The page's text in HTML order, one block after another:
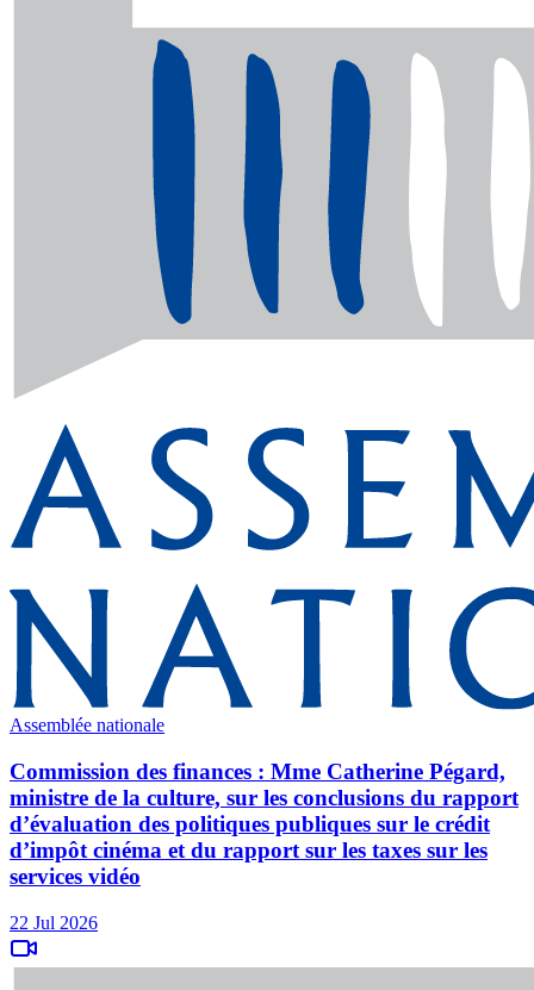
Assemblée nationale
Commission des finances : Mme Catherine Pégard,
ministre de la culture, sur les conclusions du rapport
d’évaluation des politiques publiques sur le crédit
d’impôt cinéma et du rapport sur les taxes sur les
services vidéo
22 Jul 2026